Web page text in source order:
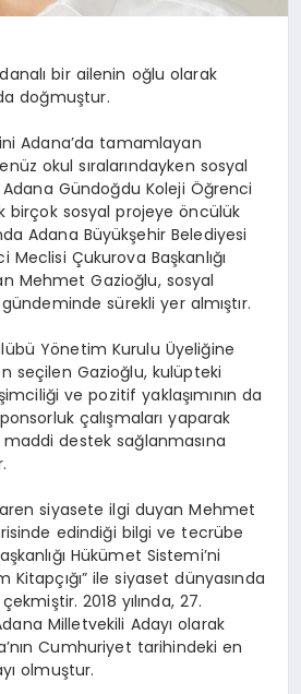
bir ailenin oğlu olarak
doğmuştur.
Adana’da tamamlayan
okul sıralarındayken sosyal
Gündoğdu Koleji Öğrenci
birçok sosyal projeye öncülük
Adana Büyükşehir Belediyesi
Çukurova Başkanlığı
Mehmet Gazioğlu, sosyal
sürekli yer almıştır.
Yönetim Kurulu Üyeliğine
seçilen Gazioğlu, kulüpteki
ve pozitif yaklaşımının da
çalışmaları yaparak
destek sağlanmasına
siyasete ilgi duyan Mehmet
edindiği bilgi ve tecrübe
Hükümet Sistemi’ni
ile siyaset dünyasında
2018 yılında, 27.
Milletvekili Adayı olarak
Cumhuriyet tarihindeki en
olmuştur.